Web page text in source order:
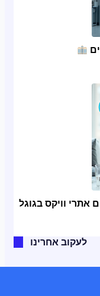
לעקוב אחרינו